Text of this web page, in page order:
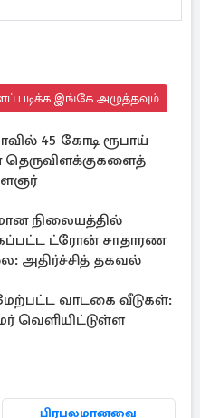
படிக்க இங்கே அழுத்தவும்
45 கோடி ரூபாய்
தெருவிளக்குகளைத்
நிலையத்தில்
ட்ரோன் சாதாரண
அதிர்ச்சித் தகவல்
வாடகை வீடுகள்:
வெளியிட்டுள்ள
பிரபலமானவை